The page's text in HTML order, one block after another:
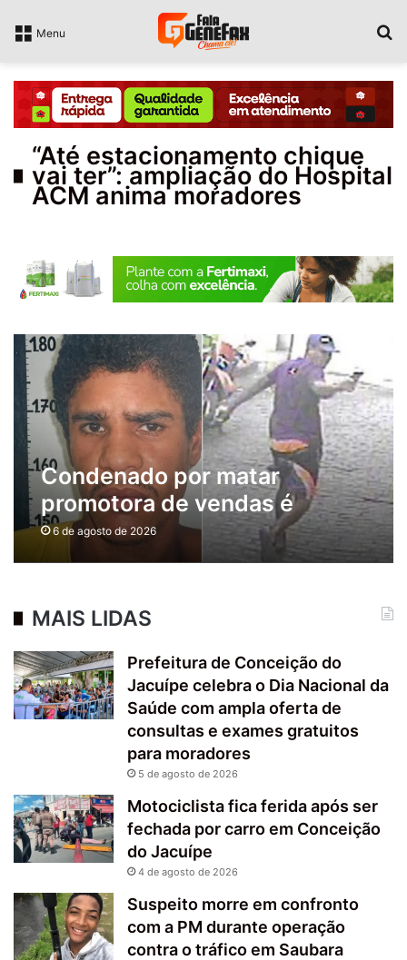
Menu
“Até estacionamento chique
vai ter”: ampliação do Hospital
ACM anima moradores
Condenado por matar
promotora de vendas é
recapturado após dar nome
falso à polícia
6 de agosto de 2026
MAIS LIDAS
Prefeitura de Conceição do
Jacuípe celebra o Dia Nacional da
Saúde com ampla oferta de
consultas e exames gratuitos
para moradores
5 de agosto de 2026
Motociclista fica ferida após ser
fechada por carro em Conceição
do Jacuípe
4 de agosto de 2026
Suspeito morre em confronto
com a PM durante operação
contra o tráfico em Saubara